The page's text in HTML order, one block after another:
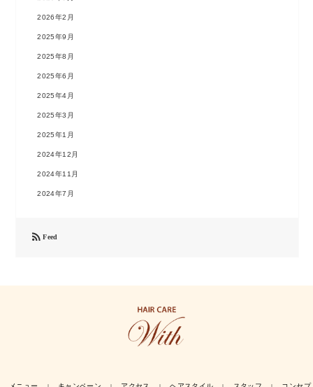
2026年2月
2025年9月
2025年8月
2025年6月
2025年4月
2025年3月
2025年1月
2024年12月
2024年11月
2024年7月
Feed